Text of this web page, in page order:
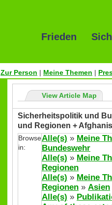
Frieden
Zur Person | Meine Themen |
View Article Map
Sicherheitspolitik und
und Regionen +
Browse
in:
Alle(s) » Meine
Bundeswehr
Alle(s) » Meine
Regionen
Alle(s) » Meine
Regionen » Asien
Alle(s) »